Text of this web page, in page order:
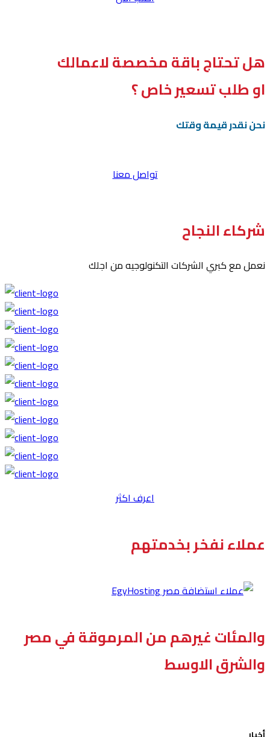
هل تحتاج باقة مخصصة لاعمالك
او طلب تسعير خاص ؟
نحن نقدر قيمة وقتك
تواصل معنا
شركاء النجاح
نعمل مع كبري الشركات التكنولوجيه من اجلك
اعرف اكثر
عملاء نفخر بخدمتهم
والمئات غيرهم من المرموقة في مصر
والشرق الاوسط